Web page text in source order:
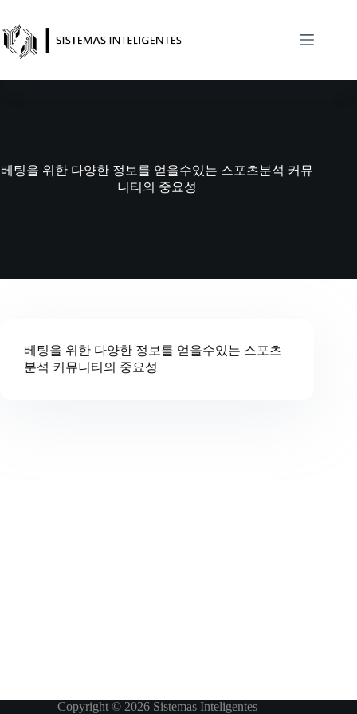
contenido
베팅을 위한 다양한 정보를 얻을수있는 스포츠분석 커뮤
니티의 중요성
베팅을 위한 다양한 정보를 얻을수있는 스포츠
분석 커뮤니티의 중요성
Copyright © 2026 Sistemas Inteligentes